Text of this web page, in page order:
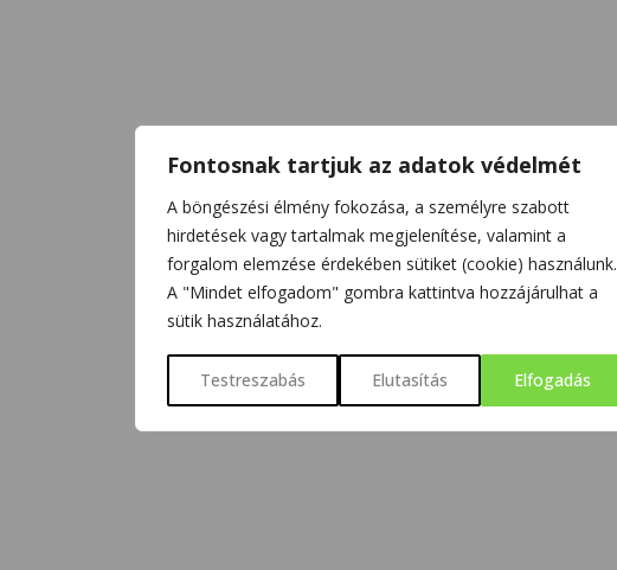
Fontosnak tartjuk az adatok védelmét
A böngészési élmény fokozása, a személyre szabott
hirdetések vagy tartalmak megjelenítése, valamint a
forgalom elemzése érdekében sütiket (cookie) használunk.
A "Mindet elfogadom" gombra kattintva hozzájárulhat a
sütik használatához.
Testreszabás Elutasítás Elfogadás